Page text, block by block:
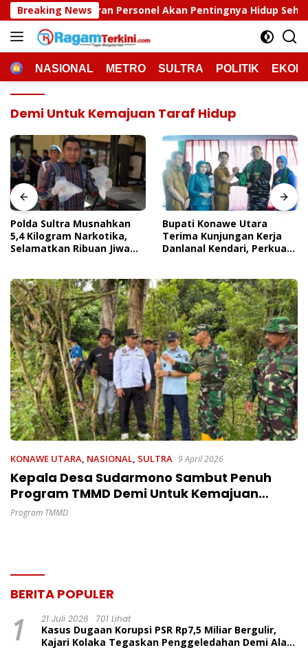
Langsung
ke
konten
Breaking News
Akan Pentingnya Hidup Sehat Polda Sultra
HOMENASIONAL METRO SULTRA POLITIK
Demi Untuk Kemajuan Taraf Hidup
Polda Sultra Musnahkan
5,4 Kilogram Narkotika,
Selamatkan Ribuan Jiwa
Bupati Konawe Utara
Terima Kunjungan Kerja
Danlanal Kendari, Perkuat
KONAWE UTARA, NASIONAL, SULTRA 9 April 2026
Kepala Desa Sudarmono Sambut Penuh
Program TMMD Demi Untuk Kemajuan
Taraf Hidup Dan Pembangunan Desa
Program TMMD
BERITA POPULER
1 21 Juli 2026 701 Lihat
Kasus Dugaan Korupsi PSR Rp7,5 Miliar Bergulir,
Kajari Kolaka Tegaskan Penggeledahan Demi Alat